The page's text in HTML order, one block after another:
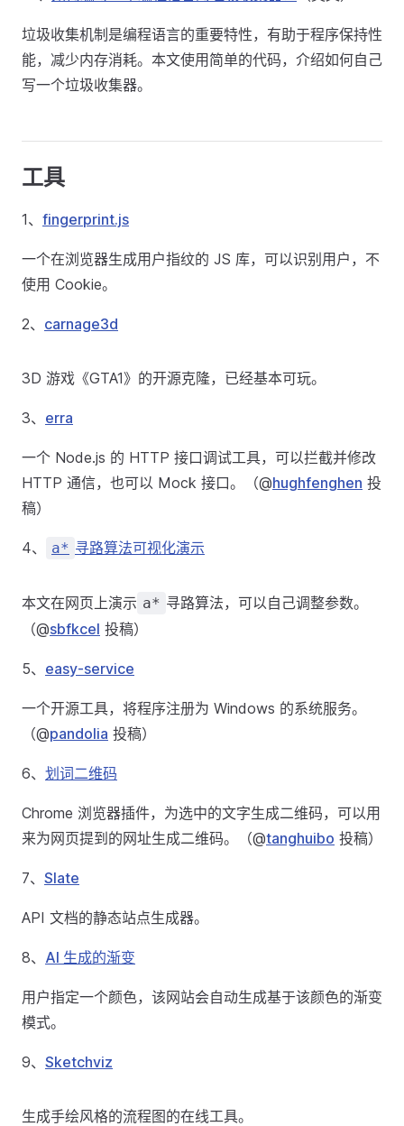
垃圾收集机制是编程语言的重要特性，有助于程序保持性
能，减少内存消耗。本文使用简单的代码，介绍如何自己
写一个垃圾收集器。
工具
1、 fingerprint.js
一个在浏览器生成用户指纹的 JS 库，可以识别用户，不
使用 Cookie。
2、 carnage3d
3D 游戏《GTA1》的开源克隆，已经基本可玩。
3、 erra
一个 Node.js 的 HTTP 接口调试工具，可以拦截并修改
HTTP 通信，也可以 Mock 接口。（@hughfenghen 投
稿）
4、 a* 寻路算法可视化演示
本文在网页上演示 a* 寻路算法，可以自己调整参数。
（@sbfkcel 投稿）
5、 easy-service
一个开源工具，将程序注册为 Windows 的系统服务。
（@pandolia 投稿）
6、 划词二维码
Chrome 浏览器插件，为选中的文字生成二维码，可以用
来为网页提到的网址生成二维码。（@tanghuibo 投稿）
7、 Slate
API 文档的静态站点生成器。
8、 AI 生成的渐变
用户指定一个颜色，该网站会自动生成基于该颜色的渐变
模式。
9、 Sketchviz
生成手绘风格的流程图的在线工具。